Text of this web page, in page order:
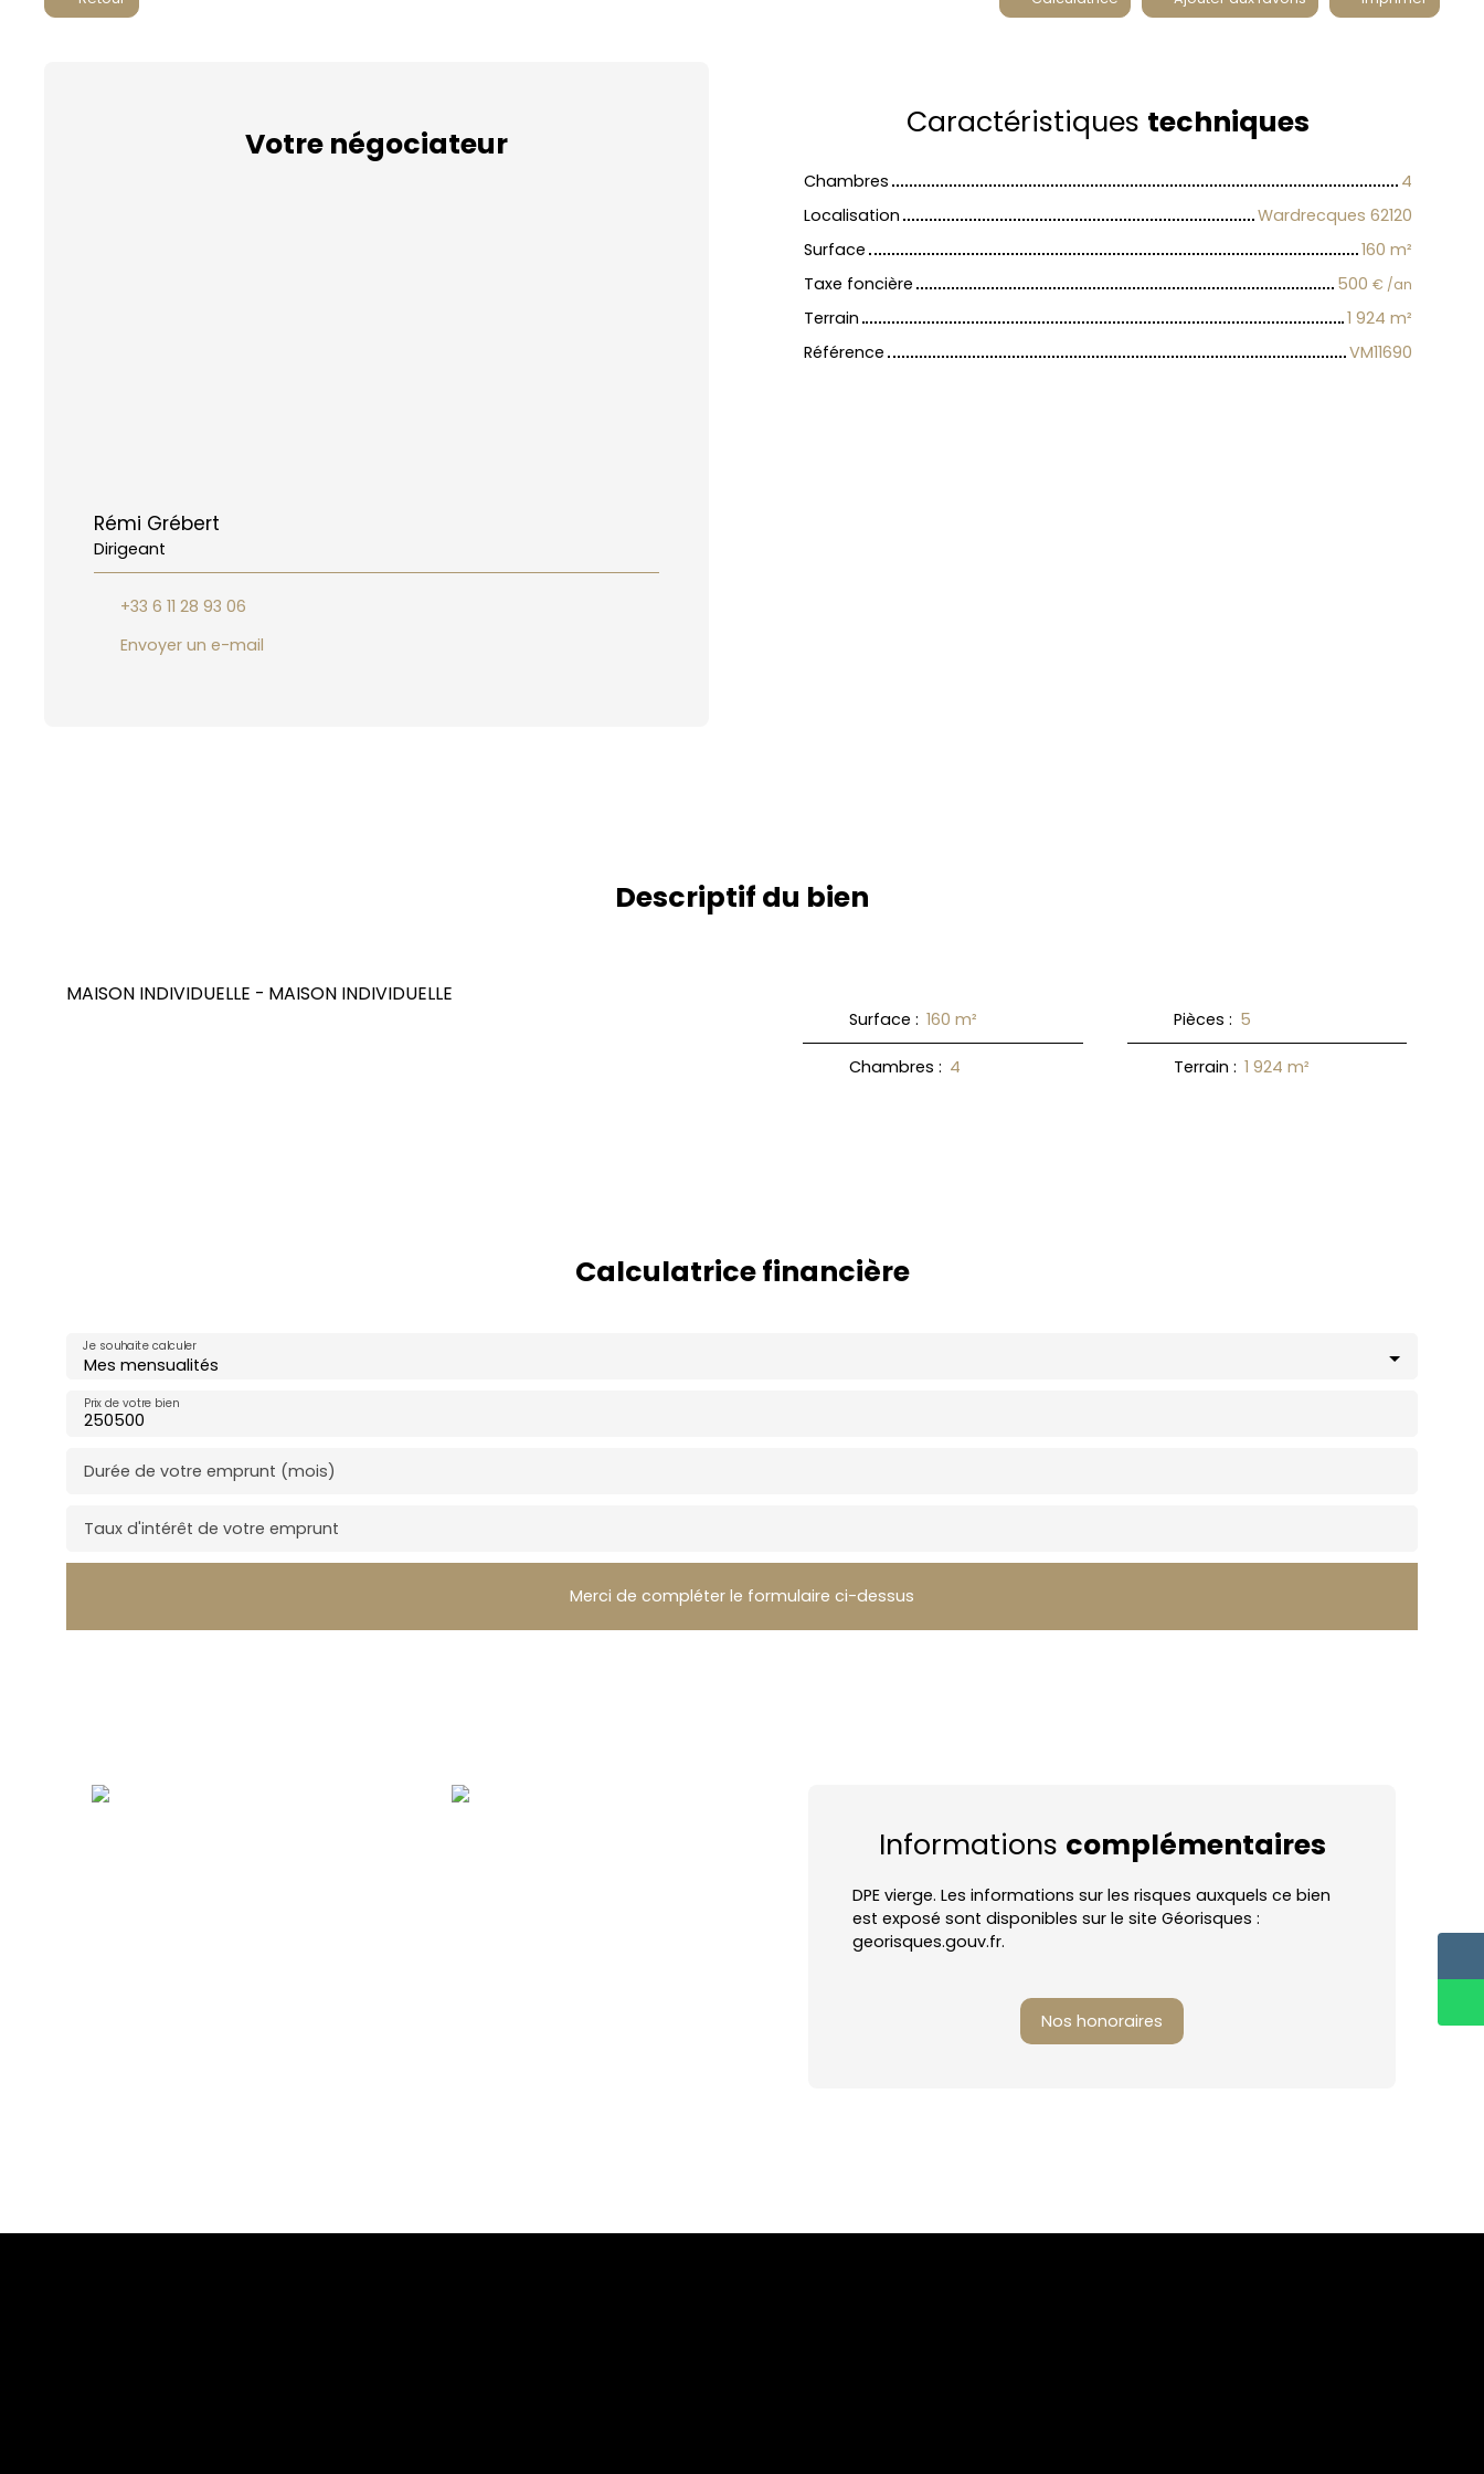
Votre négociateur
Rémi Grébert
Dirigeant
+33 6 11 28 93 06
Envoyer un e-mail
Caractéristiques techniques
Chambres
4
Localisation
Wardrecques 62120
Surface
160 m²
Taxe foncière
500 € /an
Terrain 1 924 m²
Référence
VM11690
Descriptif du bien
MAISON INDIVIDUELLE - MAISON INDIVIDUELLE
Surface : 160 m² Pièces : 5
Chambres : 4 Terrain : 1 924 m²
Calculatrice financière
Mes mensualités
Je souhaite calculer
Prix de votre bien
Durée de votre emprunt (mois)
Taux d'intérêt de votre emprunt
Merci de compléter le formulaire ci-dessus
Informations complémentaires
DPE vierge. Les informations sur les risques auxquels ce bien
est exposé sont disponibles sur le site Géorisques :
georisques.gouv.fr.
Nos honoraires